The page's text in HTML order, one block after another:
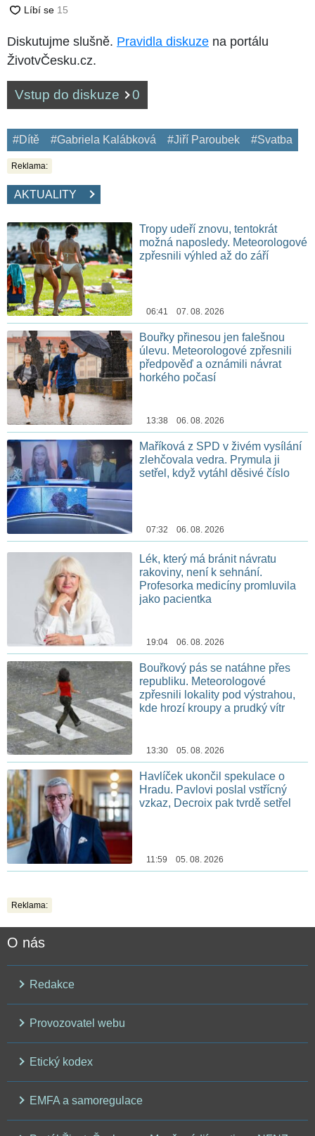
Diskutujme slušně. Pravidla diskuze na portálu
ŽivotvČesku.cz.
Vstup do diskuze 0
#Dítě #Gabriela Kalábková #Jiří Paroubek #Svatba
Reklama:
AKTUALITY
Tropy udeří znovu, tentokrát
možná naposledy. Meteorologové
zpřesnili výhled až do září
06:41 07. 08. 2026
Bouřky přinesou jen falešnou
úlevu. Meteorologové zpřesnili
předpověď a oznámili návrat
horkého počasí
13:38 06. 08. 2026
Maříková z SPD v živém vysílání
zlehčovala vedra. Prymula ji
setřel, když vytáhl děsivé číslo
07:32 06. 08. 2026
Lék, který má bránit návratu
rakoviny, není k sehnání.
Profesorka medicíny promluvila
jako pacientka
19:04 06. 08. 2026
Bouřkový pás se natáhne přes
republiku. Meteorologové
zpřesnili lokality pod výstrahou,
kde hrozí kroupy a prudký vítr
13:30 05. 08. 2026
Havlíček ukončil spekulace o
Hradu. Pavlovi poslal vstřícný
vzkaz, Decroix pak tvrdě setřel
11:59 05. 08. 2026
Reklama:
O nás
Redakce
Provozovatel webu
Etický kodex
EMFA a samoregulace